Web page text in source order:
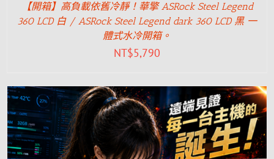
【開箱】高負載依舊冷靜！華擎 ASRock Steel Legend
360 LCD 白 / ASRock Steel Legend dark 360 LCD 黑 一
體式水冷開箱。
NT$5,790